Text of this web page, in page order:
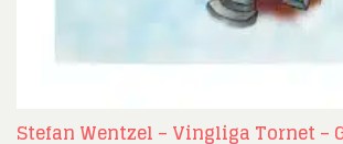
Stefan Wentzel – Vingliga Tornet –